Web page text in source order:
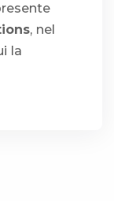
, nel
la